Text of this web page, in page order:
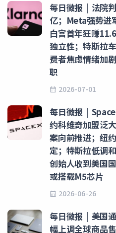
每日微报 | 法院
亿；Meta强势进
白宫首年狂赚
独立性；特斯拉
费者焦虑情绪加
职
2026-07-01
每日微报 |
约科维奇加盟泛
案向前推进；纽
定；特斯拉低调
创始人收到美国
或搭载M5芯片
2026-06-26
每日微报 | 美国
幅上调全球商品